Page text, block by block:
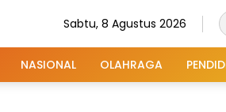
Sabtu, 8 Agustus 2026
NASIONAL OLAHRAGA